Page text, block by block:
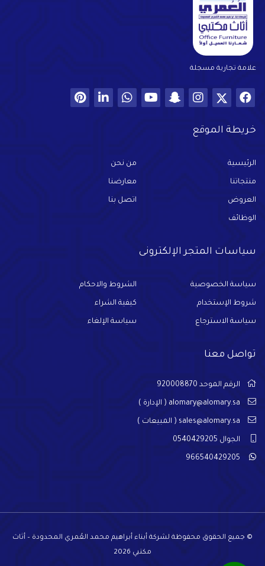
علامة تجارية مسجلة
خريطة الموقع
الرئيسية من نحن
منتجاتنا معارضنا
العروض اتصل بنا
الوظائف
سياسات المتجر الإلكترونى
سياسة الخصوصية الشروط والاحكام
شروط الإستخدام كيفية الشراء
سياسة الاسترجاع سياسة الإلغاء
تواصل معنا
الرقم الموحد 920008870
alomary@alomary.sa ( الإدارة )
sales@alomary.sa ( المبيعات )
الجوال 0540429205
966540429205
© جميع الحقوق محفوظة لشركة أبناء أبراهيم محمد العُمري المحدودة – أثاث
مكتبي 2026